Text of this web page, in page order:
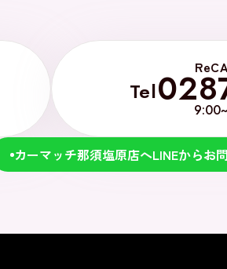
Tel
カーマッチ那須塩原店へLINEからお